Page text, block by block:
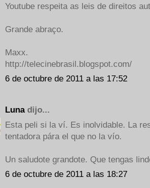
Youtube respeita as leis de direitos
Grande abraço.
Maxx.
http://telecinebrasil.blogspot.com/
6 de octubre de 2011 a las 17:52
Lunadijo...
Esta peli si la ví. Es inolvidable. La
tentadora pára el que no la vío.
Un saludote grandote. Que tengas
6 de octubre de 2011 a las 18:27